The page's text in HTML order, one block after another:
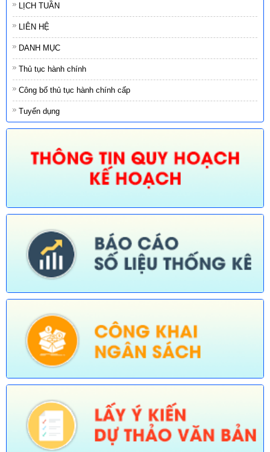
LỊCH TUẦN
LIÊN HỆ
DANH MỤC
Thủ tục hành chính
Công bố thủ tục hành chính cấp
Tuyển dụng